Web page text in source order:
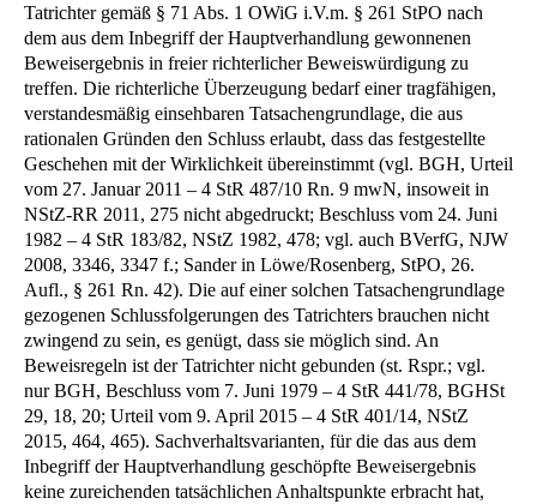
Tatrichter gemäß § 71 Abs. 1 OWiG i.V.m. § 261 StPO nach
dem aus dem Inbegriff der Hauptverhandlung gewonnenen
Beweisergebnis in freier richterlicher Beweiswürdigung zu
treffen. Die richterliche Überzeugung bedarf einer tragfähigen,
verstandesmäßig einsehbaren Tatsachengrundlage, die aus
rationalen Gründen den Schluss erlaubt, dass das festgestellte
Geschehen mit der Wirklichkeit übereinstimmt (vgl. BGH, Urteil
vom 27. Januar 2011 – 4 StR 487/10 Rn. 9 mwN, insoweit in
NStZ-RR 2011, 275 nicht abgedruckt; Beschluss vom 24. Juni
1982 – 4 StR 183/82, NStZ 1982, 478; vgl. auch BVerfG, NJW
2008, 3346, 3347 f.; Sander in Löwe/Rosenberg, StPO, 26.
Aufl., § 261 Rn. 42). Die auf einer solchen Tatsachengrundlage
gezogenen Schlussfolgerungen des Tatrichters brauchen nicht
zwingend zu sein, es genügt, dass sie möglich sind. An
Beweisregeln ist der Tatrichter nicht gebunden (st. Rspr.; vgl.
nur BGH, Beschluss vom 7. Juni 1979 – 4 StR 441/78, BGHSt
29, 18, 20; Urteil vom 9. April 2015 – 4 StR 401/14, NStZ
2015, 464, 465). Sachverhaltsvarianten, für die das aus dem
Inbegriff der Hauptverhandlung geschöpfte Beweisergebnis
keine zureichenden tatsächlichen Anhaltspunkte erbracht hat,